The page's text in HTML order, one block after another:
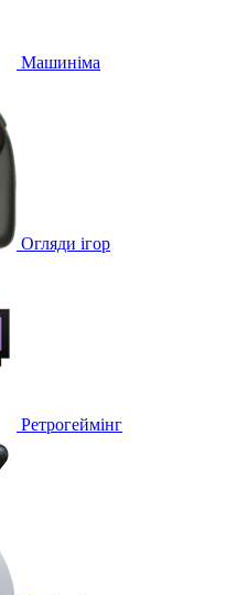
Машиніма
Огляди ігор
Ретрогеймінг